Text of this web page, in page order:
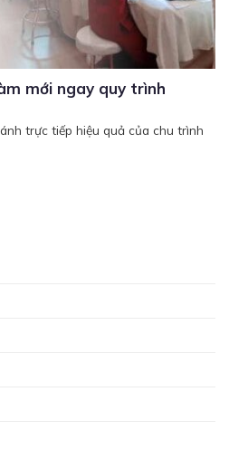
mới ngay quy trình
trực tiếp hiệu quả của chu trình